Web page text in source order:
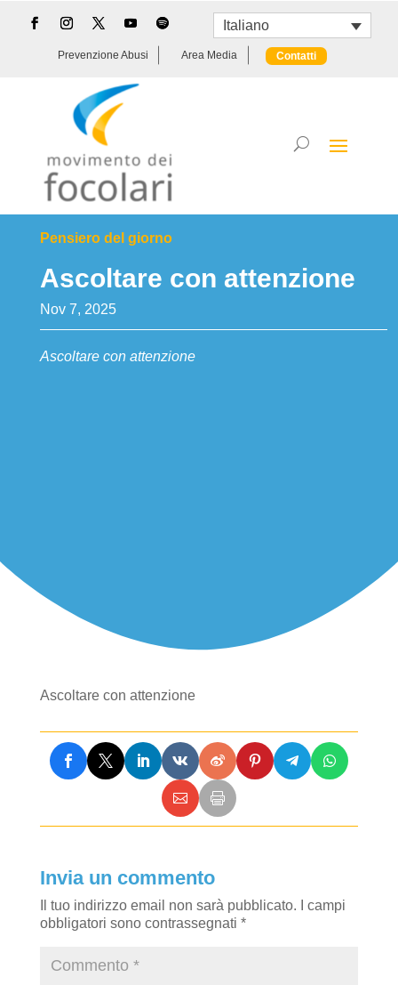
Italiano
Prevenzione Abusi Area Media Contatti
Pensiero del giorno
Ascoltare con attenzione
Nov 7, 2025
Ascoltare con attenzione
Ascoltare con attenzione
Invia un commento
Il tuo indirizzo email non sarà pubblicato.
I campi
obbligatori sono contrassegnati *